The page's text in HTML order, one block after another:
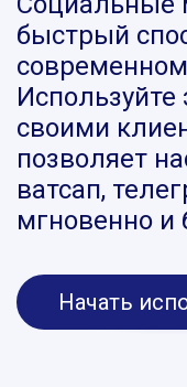
быстрый
Используйте
своими
позволяет
ватсап,
мгновенно и
Начать